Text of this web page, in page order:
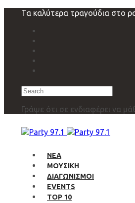
navigation
Τα καλύτερα τραγούδια στο
Search
Γράψε ότι σε ενδιαφέρει να
ΝΕΑ
ΜΟΥΣΙΚΗ
ΔΙΑΓΩΝΙΣΜΟΙ
EVENTS
TOP 10